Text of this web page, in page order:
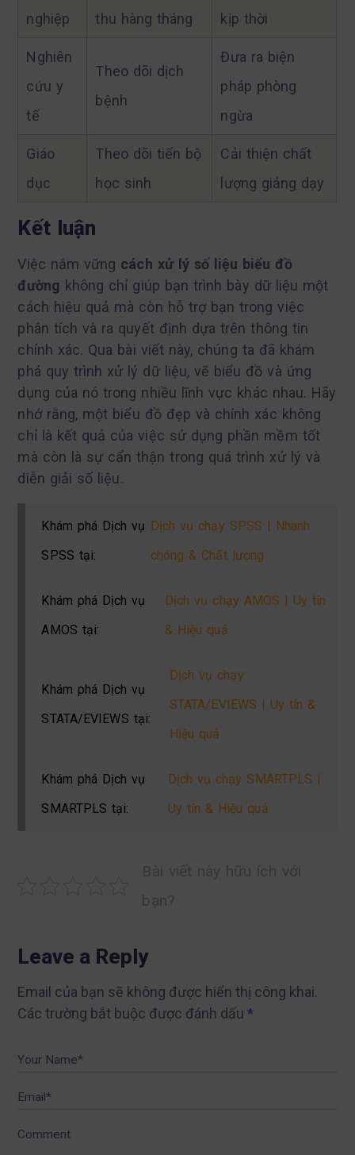
nghiệp
thu hàng tháng
kịp thời
Nghiên
cứu y
tế
Theo dõi dịch
bệnh
Đưa ra biện
pháp phòng
ngừa
Giáo
dục
Theo dõi tiến bộ
học sinh
Cải thiện chất
lượng giảng dạy
Kết luận
Việc nắm vững cách xử lý số liệu biểu đồ
đường không chỉ giúp bạn trình bày dữ liệu một
cách hiệu quả mà còn hỗ trợ bạn trong việc
phân tích và ra quyết định dựa trên thông tin
chính xác. Qua bài viết này, chúng ta đã khám
phá quy trình xử lý dữ liệu, vẽ biểu đồ và ứng
dụng của nó trong nhiều lĩnh vực khác nhau. Hãy
nhớ rằng, một biểu đồ đẹp và chính xác không
chỉ là kết quả của việc sử dụng phần mềm tốt
mà còn là sự cẩn thận trong quá trình xử lý và
diễn giải số liệu.
Khám phá Dịch vụ
SPSS tại:
Dịch vụ chạy SPSS | Nhanh
chóng & Chất lượng
Khám phá Dịch vụ
AMOS tại:
Dịch vụ chạy AMOS | Uy tín
& Hiệu quả
Khám phá Dịch vụ
STATA/EVIEWS tại:
Dịch vụ chạy
STATA/EVIEWS | Uy tín &
Hiệu quả
Khám phá Dịch vụ
SMARTPLS tại:
Dịch vụ chạy SMARTPLS |
Uy tín & Hiệu quả
Leave a Reply
Email của bạn sẽ không được hiển thị công khai.
Các trường bắt buộc được đánh dấu*
Your Name*
Email*
Comment